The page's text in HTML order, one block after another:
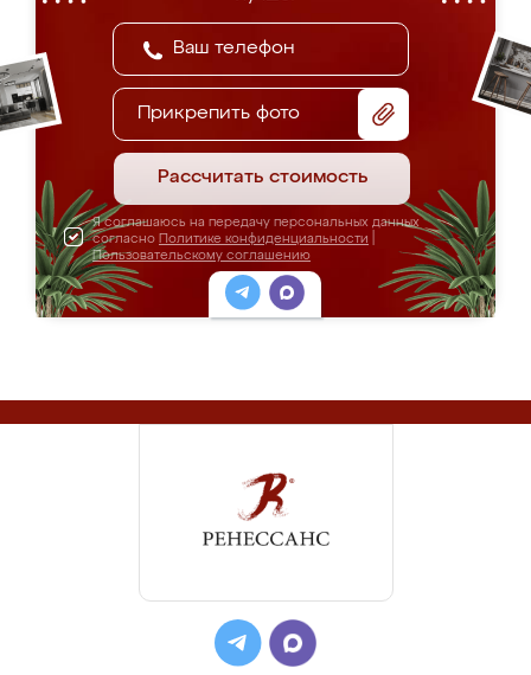
Прикрепить фото
Рассчитать стоимость
Я соглашаюсь на передачу персональных данных
согласно Политике конфиденциальности
Пользовательскому соглашению